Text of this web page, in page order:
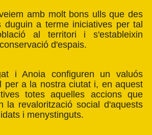
amb molt bons ulls que des
duguin a terme iniciatives per tal
al territori i s'estableixin
d'espais.
i Anoia configuren un valuós
per a la nostra ciutat i, en aquest
totes aquelles accions que
la revalorització social d'aquests
i menystinguts.